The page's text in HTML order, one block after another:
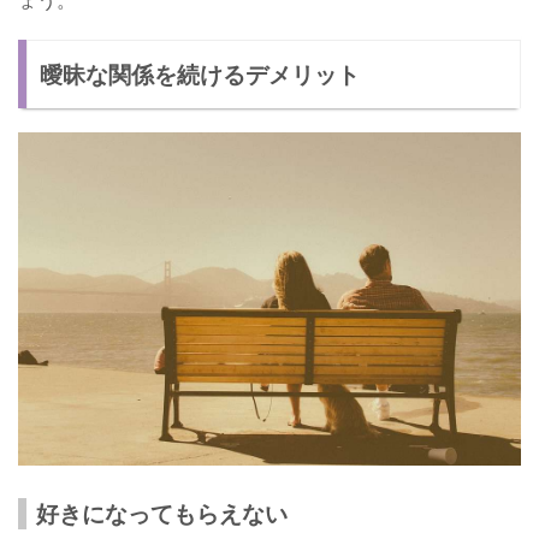
曖昧な関係を続けるデメリット
好きになってもらえない